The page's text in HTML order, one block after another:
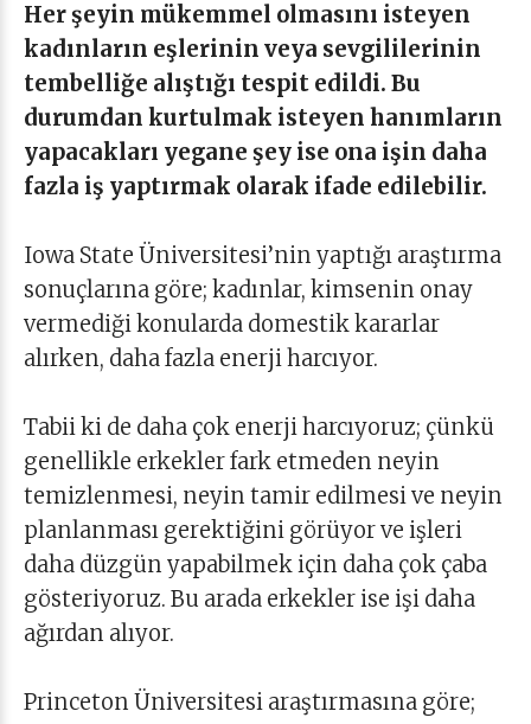
Her şeyin mükemmel olmasını isteyen
kadınların eşlerinin veya sevgililerinin
tembelliğe alıştığı tespit edildi. Bu
durumdan kurtulmak isteyen hanımların
yapacakları yegane şey ise ona işin daha
fazla iş yaptırmak olarak ifade edilebilir.
Iowa State Üniversitesi’nin yaptığı araştırma
sonuçlarına göre; kadınlar, kimsenin onay
vermediği konularda domestik kararlar
alırken, daha fazla enerji harcıyor.
Tabii ki de daha çok enerji harcıyoruz; çünkü
genellikle erkekler fark etmeden neyin
temizlenmesi, neyin tamir edilmesi ve neyin
planlanması gerektiğini görüyor ve işleri
daha düzgün yapabilmek için daha çok çaba
gösteriyoruz. Bu arada erkekler ise işi daha
ağırdan alıyor.
Princeton Üniversitesi araştırmasına göre;